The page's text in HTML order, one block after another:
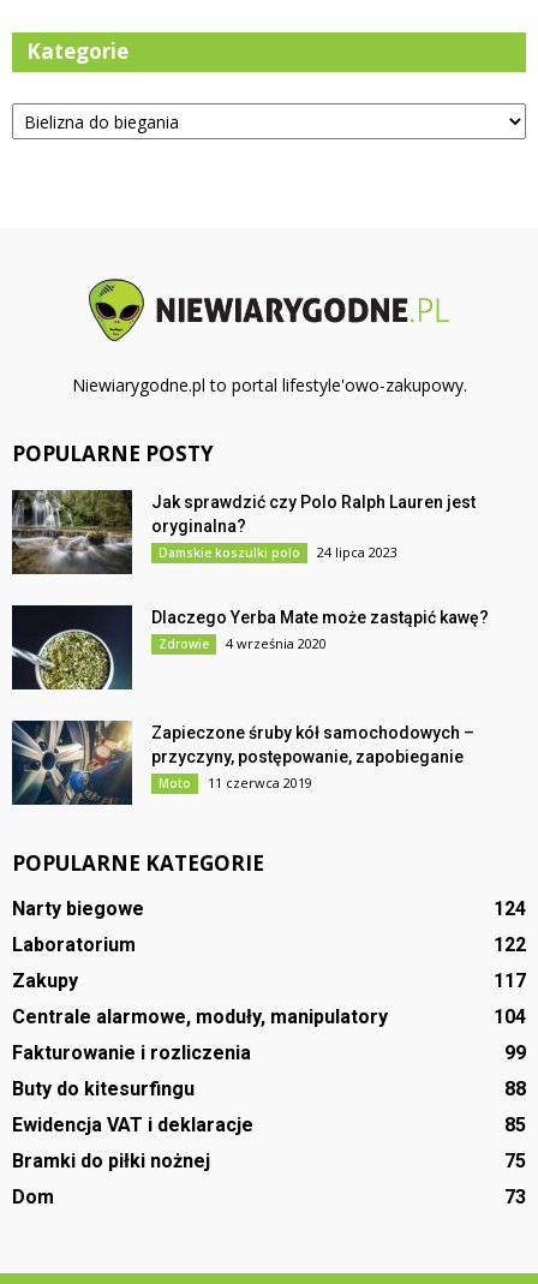
Kategorie
Kategorie
Niewiarygodne.pl to portal lifestyle'owo-zakupowy.
POPULARNE POSTY
Jak sprawdzić czy Polo Ralph Lauren jest
oryginalna?
Damskie koszulki polo 24 lipca 2023
Dlaczego Yerba Mate może zastąpić kawę?
Zdrowie 4 września 2020
Zapieczone śruby kół samochodowych –
przyczyny, postępowanie, zapobieganie
Moto 11 czerwca 2019
POPULARNE KATEGORIE
Narty biegowe
124
Laboratorium
122
Zakupy
117
Centrale alarmowe, moduły, manipulatory
104
Fakturowanie i rozliczenia
99
Buty do kitesurfingu
88
Ewidencja VAT i deklaracje
85
Bramki do piłki nożnej
75
Dom
73